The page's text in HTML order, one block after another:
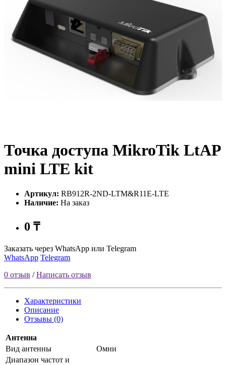
Точка доступа MikroTik LtAP
mini LTE kit
Артикул: RB912R-2ND-LTM&R11E-LTE
Наличие: На заказ
0 ₸
Заказать через WhatsApp или Telegram
WhatsApp Telegram
0 отзыв /Написать отзыв
Характеристики
Описание
Отзывы (0)
Антенна
Вид антенны
Омни
Диапазон частот и